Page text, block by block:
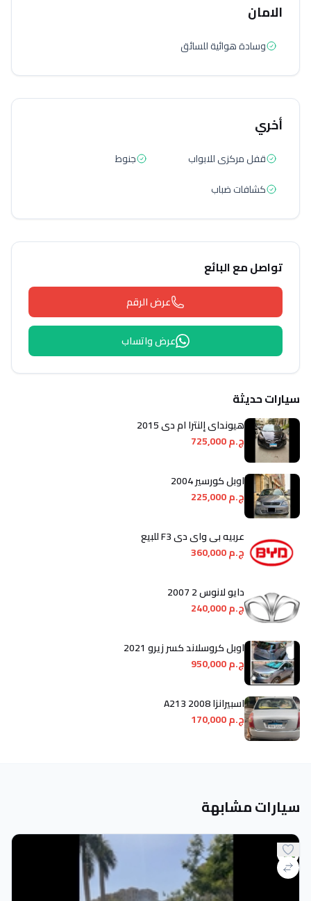
الامان
وسادة هوائية للسائق
أخري
قفل مركزى للابواب
جنوط
كشافات ضباب
تواصل مع البائع
عرض الرقم
عرض واتساب
سيارات حديثة
هيونداي إلنترا ام دى 2015
ج.م 725,000
اوبل كورسير 2004
ج.م 225,000
عربيه بى واى دى F3 للبيع
ج.م 360,000
دايو لانوس 2 2007
ج.م 240,000
اوبل كروسلاند كسر زيرو 2021
ج.م 950,000
اسبيرانزا A213 2008
ج.م 170,000
سيارات مشابهة